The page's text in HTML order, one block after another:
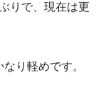
りで、現在は更
り軽めです。